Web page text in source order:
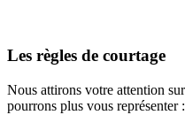
Les règles de courtage
Nous attirons votre attention
pourrons plus vous représenter :